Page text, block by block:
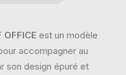
est un modèle
accompagner au
son design épuré et